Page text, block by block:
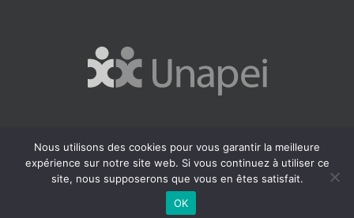
Copyright 2016 Apei Ouest 44 | Tous Droits Réservés |Mentions
Légales| Réalisation : Agence Outremer
Facebook
Nous utilisons des cookies pour vous garantir la meilleure
expérience sur notre site web. Si vous continuez à utiliser ce
site, nous supposerons que vous en êtes satisfait.
OK